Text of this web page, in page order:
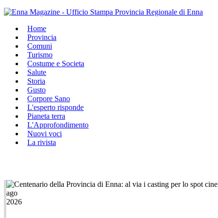
Home
Provincia
Comuni
Turismo
Costume e Societa
Salute
Storia
Gusto
Corpore Sano
L'esperto risponde
Pianeta terra
L'Approfondimento
Nuovi voci
La rivista
ago
2026